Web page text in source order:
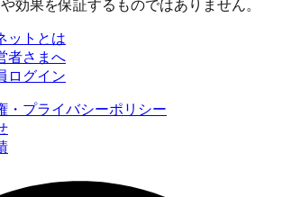
効果を保証するものではありません。
ットとは
者さまへ
ログイン
・プライバシーポリシー